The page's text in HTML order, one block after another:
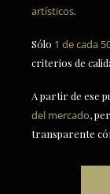
artísticos.
Sólo 1 de cada
criterios de
A partir de ese
del mercado,
transparente